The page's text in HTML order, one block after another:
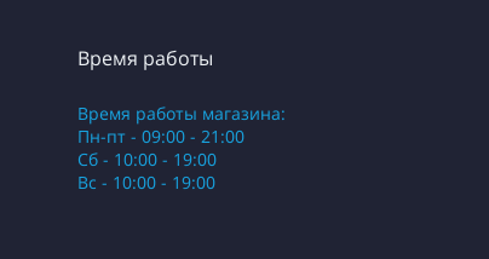
Время работы
Время работы магазина:
Пн-пт - 09:00 - 21:00
Сб - 10:00 - 19:00
Вс - 10:00 - 19:00